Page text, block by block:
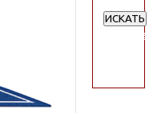
ИСКАТЬ